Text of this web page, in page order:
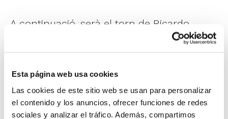
Esta página web usa cookies
Las cookies de este sitio web se usan para personalizar
el contenido y los anuncios, ofrecer funciones de redes
sociales y analizar el tráfico. Además, compartimos
A continuació, serà el torn de Ricardo
Aguiar i José María Giménez, professors de
bàsquet i entrenadors. La seua intervenció
se centrarà en l'ús de la competició com a
instrument formatiu, aprofundint en com